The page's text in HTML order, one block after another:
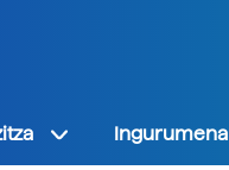
Ingurumena